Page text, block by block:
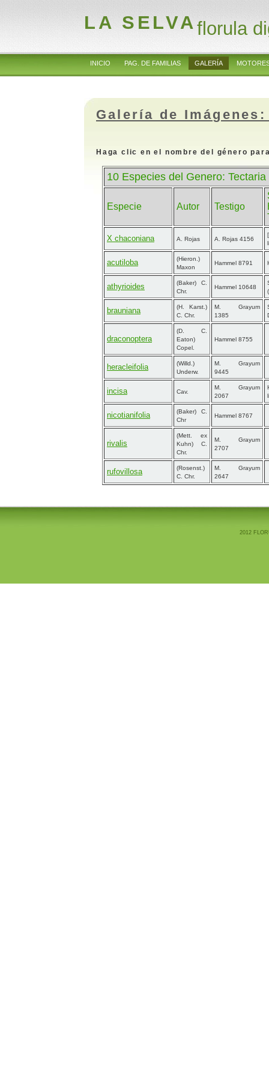
LA SELVAflorula
INICIO PAG. DE FAMILIAS GALERÍA
Galería de
Haga clic en el nombre del género
10 Especies del Genero:
Especie Autor Testigo
X chaconiana A. Rojas A. Rojas 4156
acutiloba
(Hieron.)
Maxon
Hammel 8791
athyrioides
(Baker) C.
Chr.
Hammel 10648
brauniana
(H. Karst.)
C. Chr.
M. Grayum
1385
draconoptera
(D. C.
Eaton)
Copel.
Hammel 8755
heracleifolia
(Willd.)
Underw.
M. Grayum
9445
incisa Cav.
M. Grayum
2067
nicotianifolia
(Baker) C.
Chr
Hammel 8767
rivalis
(Mett. ex
Kuhn) C.
Chr.
M. Grayum
2707
rufovillosa
(Rosenst.)
C. Chr.
M. Grayum
2647
2012